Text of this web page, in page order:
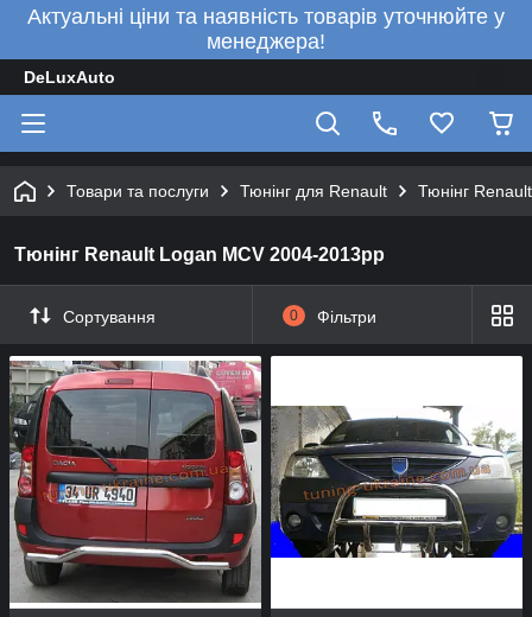
Актуальні ціни та наявність товарів уточнюйте у
менеджера!
DeLuxAuto
Товари та послуги Тюнінг для Renault Тюнінг
Тюнінг Renault Logan MCV 2004-2013рр
Сортування 0 Фільтри